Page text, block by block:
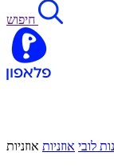
חיפוש
לובי אוזניות